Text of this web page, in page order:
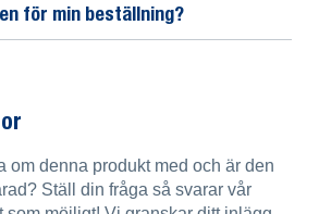
för min beställning?
om denna produkt med och är den
Ställ din fråga så svarar vår